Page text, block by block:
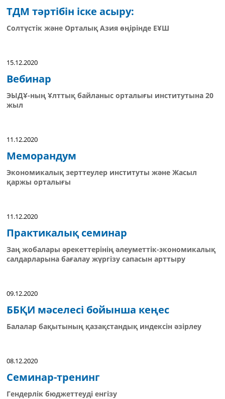
ТДМ тәртібін іске асыру:
Солтүстік және Орталық Азия өңірінде ЕҰШ
15.12.2020
Вебинар
ЭЫДҰ-ның Ұлттық байланыс орталығы институтына 20
жыл
11.12.2020
Меморандум
Экономикалық зерттеулер институты және Жасыл
қаржы орталығы
11.12.2020
Практикалық семинар
Заң жобалары әрекеттерінің әлеуметтік-экономикалық
салдарларына бағалау жүргізу сапасын арттыру
09.12.2020
ББҚИ мәселесі бойынша кеңес
Балалар бақытының қазақстандық индексін әзірлеу
08.12.2020
Семинар-тренинг
Гендерлік бюджеттеуді енгізу